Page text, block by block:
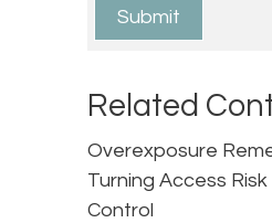
Related
Overexposure
Turning Access
Control